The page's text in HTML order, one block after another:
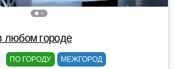
любом городе
ПО ГОРОДУ МЕЖГОРОД